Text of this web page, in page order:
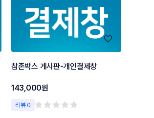
참존박스 게시판-개인결제창
143,000원
리뷰 0